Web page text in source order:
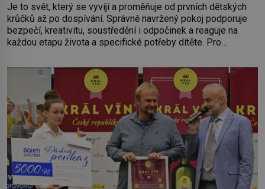
Je to svět, který se vyvíjí a proměňuje od prvních dětských
krůčků až po dospívání. Správně navržený pokoj podporuje
bezpečí, kreativitu, soustředění i odpočinek a reaguje na
každou etapu života a specifické potřeby dítěte. Pro
by pokoj miminka měl působit především klidně a útulně.
Předškolní věk je